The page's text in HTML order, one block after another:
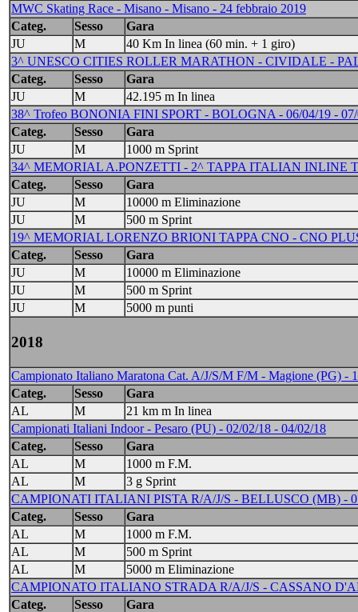
MWC Skating Race - Misano - Misano - 24 febbraio 2019
Categ.
Sesso
Gara
JU
M
40 Km In linea (60 min. + 1 giro)
3^ UNESCO CITIES ROLLER MARATHON - CIVIDALE -
Categ.
Sesso
Gara
JU
M
42.195 m In linea
38^ Trofeo BONONIA FINI SPORT - BOLOGNA - 06/04/19 -
Categ.
Sesso
Gara
JU
M
1000 m Sprint
34^ MEMORIAL A.PONZETTI - 2^ TAPPA ITALIAN INLINE
Categ.
Sesso
Gara
JU
M
10000 m Eliminazione
JU
M
500 m Sprint
19^ MEMORIAL LORENZO BRIONI TAPPA CNO - CNO
Categ.
Sesso
Gara
JU
M
10000 m Eliminazione
JU
M
500 m Sprint
JU
M 5000 m punti
2018
Campionato Italiano Maratona Cat. A/J/S/M F/M - Magione (PG) -
Categ.
Sesso
Gara
AL
M
21 km m In linea
Campionati Italiani Indoor - Pesaro (PU) - 02/02/18 - 04/02/18
Categ.
Sesso
Gara
AL
M
1000 m F.M.
AL
M
3 g Sprint
CAMPIONATI ITALIANI PISTA R/A/J/S - BELLUSCO (MB) -
Categ.
Sesso
Gara
AL
M
1000 m F.M.
AL
M
500 m Sprint
AL
M
5000 m Eliminazione
CAMPIONATO ITALIANO STRADA R/A/J/S - CASSANO
Categ.
Sesso
Gara